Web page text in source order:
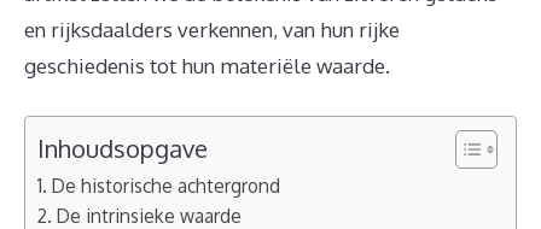
en rijksdaalders verkennen, van hun rijke
geschiedenis tot hun materiële waarde.
Inhoudsopgave
De historische achtergrond
De intrinsieke waarde